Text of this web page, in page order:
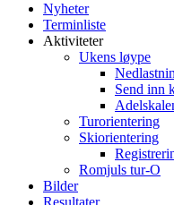
Nyheter
Terminliste
Aktiviteter
Ukens løype
Send inn
Turorientering
Skiorientering
Romjuls tur-O
Bilder
Resultater